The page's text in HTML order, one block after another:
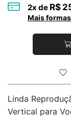
2x de R$
Mais
Linda
Vertical para